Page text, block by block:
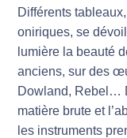
Différents
oniriques, se
lumière la beauté
anciens, sur des
Dowland, Rebel…
matière brute et
les instruments